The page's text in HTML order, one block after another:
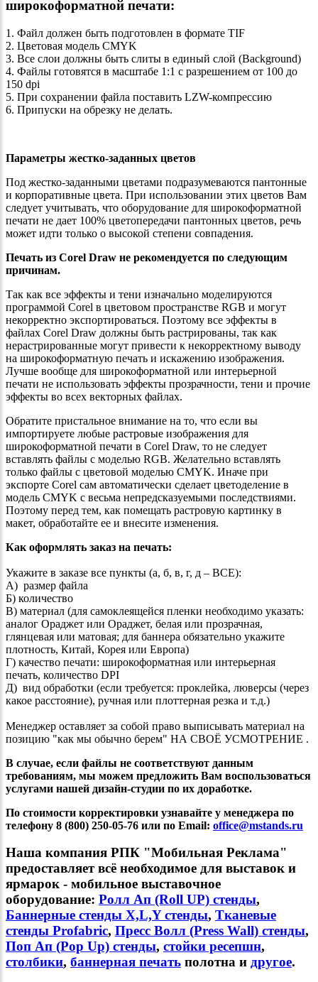
широкоформатной печати:
1. Файл должен быть подготовлен в формате TIF
2. Цветовая модель CMYK
3. Все слои должны быть слиты в единый слой (Background)
4. Файлы готовятся в масштабе 1:1 с разрешением от 100 до
150 dpi
5. При сохранении файла поставить LZW-компрессию
6. Припуски на обрезку не делать.
Параметры жестко-заданных цветов
Под жестко-заданными цветами подразумеваются пантонные
и корпоративные цвета. При использовании этих цветов Вам
следует учитывать, что оборудование для широкоформатной
печати не дает 100% цветопередачи пантонных цветов, речь
может идти только о высокой степени совпадения.
Печать из Corel Draw не рекомендуется по следующим
причинам.
Так как все эффекты и тени изначально моделируются
программой Corel в цветовом пространстве RGB и могут
некорректно экспортироваться. Поэтому все эффекты в
файлах Corel Draw должны быть растрированы, так как
нерастрированные могут привести к некорректному выводу
на широкоформатную печать и искажению изображения.
Лучше вообще для широкоформатной или интерьерной
печати не использовать эффекты прозрачности, тени и прочие
эффекты во всех векторных файлах.
Обратите пристальное внимание на то, что если вы
импортируете любые растровые изображения для
широкоформатной печати в Corel Draw, то не следует
вставлять файлы с моделью RGB. Желательно вставлять
только файлы с цветовой моделью CMYK. Иначе при
экспорте Corel сам автоматически сделает цветоделение в
модель CMYK с весьма непредсказуемыми последствиями.
Поэтому перед тем, как помещать растровую картинку в
макет, обработайте ее и внесите изменения.
Как оформлять заказ на печать:
Укажите в заказе все пункты (а, б, в, г, д – ВСЕ):
А) размер файла
Б) количество
В) материал (для самоклеящейся пленки необходимо указать:
аналог Ораджет или Ораджет, белая или прозрачная,
глянцевая или матовая; для баннера обязательно укажите
плотность, Китай, Корея или Европа)
Г) качество печати: широкоформатная или интерьерная
печать, количество DPI
Д) вид обработки (если требуется: проклейка, люверсы (через
какое расстояние), ручная или плоттерная резка и т.д.)
Менеджер оставляет за собой право выписывать материал на
позицию "как мы обычно берем" НА СВОЁ УСМОТРЕНИЕ .
В случае, если файлы не соответствуют данным
требованиям, мы можем предложить Вам воспользоваться
услугами нашей дизайн-студии по их доработке.
По стоимости корректировки узнавайте у менеджера по
телефону 8 (800) 250-05-76 или по Email: office@mstands.ru
Наша компания РПК "Мобильная Реклама"
предоставляет всё необходимое для выставок и
ярмарок - мобильное выставочное
оборудование: Ролл Ап (Roll UP) стенды,
Баннерные стенды X,L,Y стенды, Тканевые
стенды Profabric, Пресс Волл (Press Wall) стенды,
Поп Ап (Pop Up) стенды, стойки ресепшн,
столбики, баннерная печать полотна и другое.